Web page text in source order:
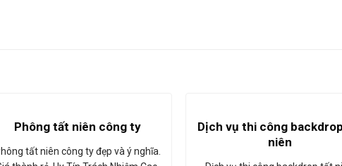
Phông tất niên công ty
tất niên công ty đẹp và ý nghĩa.
Dịch vụ thi công
niên